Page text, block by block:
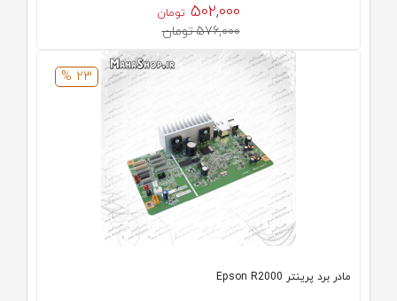
502,000 تومان
576,000 تومان
23 %
مادر برد پرینتر Epson R2000